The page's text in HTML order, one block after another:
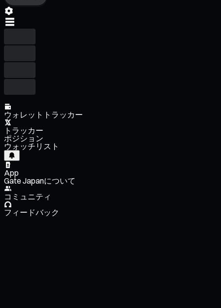
ウォレットトラッカー
トラッカー
ポジション
ウォッチリスト
App
Gate Japanについて
コミュニティ
フィードバック